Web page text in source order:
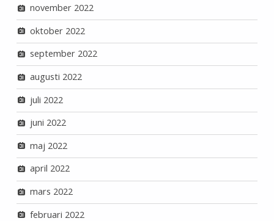
november 2022
oktober 2022
september 2022
augusti 2022
juli 2022
juni 2022
maj 2022
april 2022
mars 2022
februari 2022